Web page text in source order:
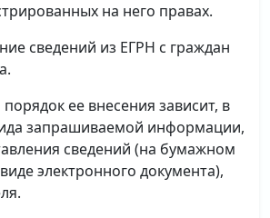
на него правах.
сведений из ЕГРН с граждан
ее внесения зависит, в
запрашиваемой информации,
сведений (на бумажном
электронного документа),